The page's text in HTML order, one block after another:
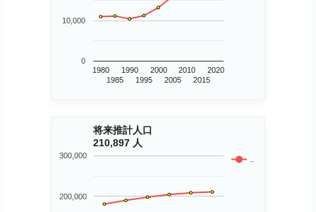
1980
1985
1990
1995
2000
2005
2010
2015
2020
0
10,000
将来推計人口
210,897 人
..
200,000
300,000